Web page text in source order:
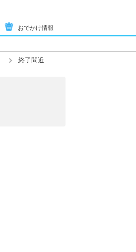
おでかけ情報
終了間近